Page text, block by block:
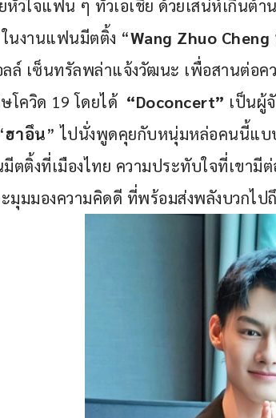
ยหัวใจแฟน ๆ ทั่วเอเชีย ด้วยเสน่ห์เกินต้
นงานแฟนมีตติ้ง “Wang Zhuo
ล์ เซ็นทรัลพล่าแจ้งวัฒนะ เพื่อสานต่อค
โควิด 19 โดยได้ “Doconcert” เป็นผู้
ฮาอึน” ไปนั่งพูดคุยกับหนุ่มหล่อคนนี้แบ
ตติ้งที่เมืองไทย ความประทับใจที่เขา
มุมมองความคิดดี ที่พร้อมส่งพลังบวกไป